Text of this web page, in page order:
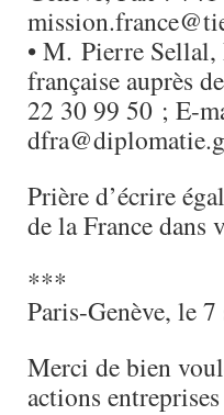
• M. Pierre Sellal,
française auprès
22 30 99 50 ; E-
Prière d’écrire
de la France dans
***
Paris-Genève, le
Merci de bien
actions